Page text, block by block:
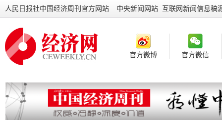
人民日报社中国经济周刊官方网站 中央新闻网站 互联网新闻信息稿
官方微博 官方微信